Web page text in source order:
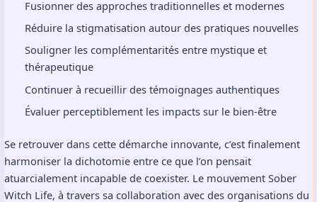
l’alliance : démontrer que ce qu’ils fournissent ne remplace pas,
mais enrichit pratiquement les stratégies de rétablissement
déjà en place. Il s’agit de lier la sagesse ancienne à la réalité
contemporaine pour ouvrir un nouveau chapitre dans la
théorie et la pratique de la santé mentale.
Fusionner des approches traditionnelles et modernes
Souligner les complémentarités entre mystique et
Continuer à recueillir des témoignages authentiques